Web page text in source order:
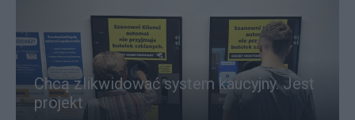
Chcą zlikwidować system kaucyjny. Jest
projekt